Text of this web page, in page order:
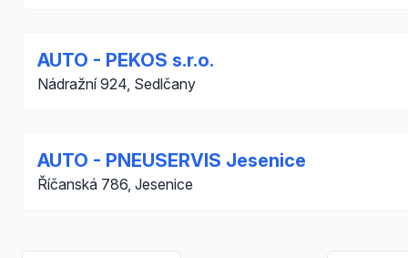
AUTO - PEKOS s.r.o.
Nádražní 924, Sedlčany
AUTO - PNEUSERVIS Jesenice
Říčanská 786, Jesenice